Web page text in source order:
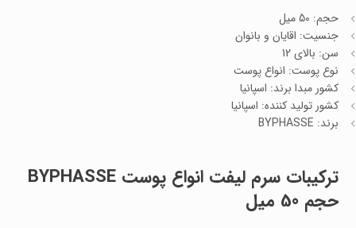
حجم: 50 میل
جنسیت: اقایان و بانوان
سن: بالای 12
نوع پوست: انواع پوست
کشور مبدا برند: اسپانیا
کشور تولید کننده: اسپانیا
برند: BYPHASSE
ترکیبات
سرم لیفت انواع پوست BYPHASSE
حجم 50 میل